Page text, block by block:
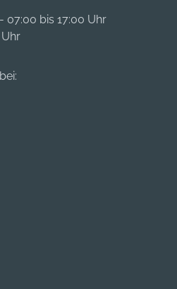
Umweltfreundliches
07:00 bis 17:00 Uhr